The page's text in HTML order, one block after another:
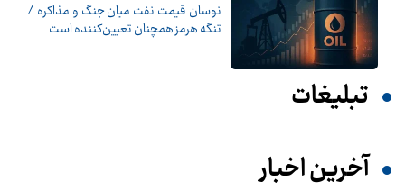
نوسان قیمت نفت میان جنگ و مذاکره /
تنگه هرمز همچنان تعیین‌کننده است
تبلیغات
آخرین اخبار